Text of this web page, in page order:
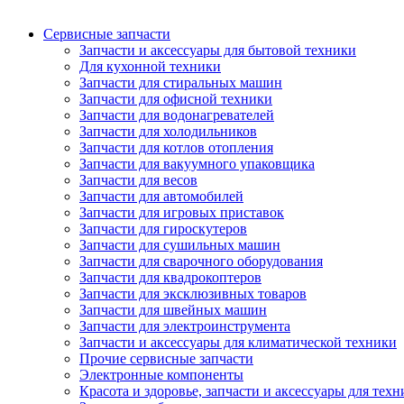
Сервисные запчасти
Запчасти и аксессуары для бытовой техники
Для кухонной техники
Запчасти для стиральных машин
Запчасти для офисной техники
Запчасти для водонагревателей
Запчасти для холодильников
Запчасти для котлов отопления
Запчасти для вакуумного упаковщика
Запчасти для весов
Запчасти для автомобилей
Запчасти для игровых приставок
Запчасти для гироскутеров
Запчасти для сушильных машин
Запчасти для сварочного оборудования
Запчасти для квадрокоптеров
Запчасти для эксклюзивных товаров
Запчасти для швейных машин
Запчасти для электроинструмента
Запчасти и аксессуары для климатической техники
Прочие сервисные запчасти
Электронные компоненты
Красота и здоровье, запчасти и аксессуары для